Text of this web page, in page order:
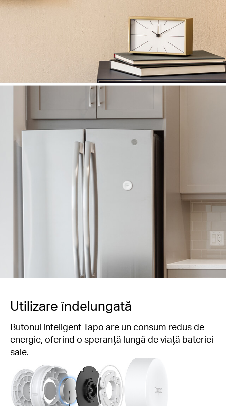
Utilizare îndelungată
Butonul inteligent Tapo are un consum redus de
energie, oferind o speranță lungă de viață bateriei
sale.